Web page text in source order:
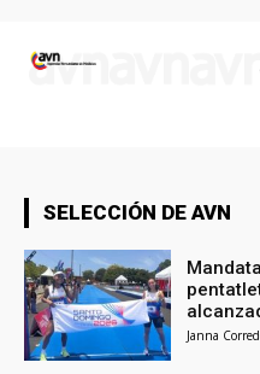
SELECCIÓN DE AVN
Janna